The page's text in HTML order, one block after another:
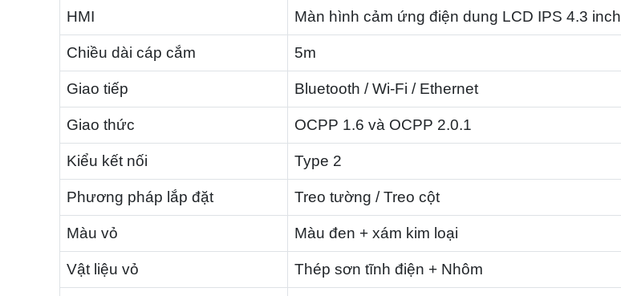
HMI Màn hình cảm ứng điện dung LCD IPS 4.3 inch
Chiều dài cáp cắm 5m
Giao tiếp Bluetooth / Wi-Fi / Ethernet
Giao thức OCPP 1.6 và OCPP 2.0.1
Kiểu kết nối Type 2
Phương pháp lắp đặt Treo tường / Treo cột
Màu vỏ Màu đen + xám kim loại
Vật liệu vỏ Thép sơn tĩnh điện + Nhôm